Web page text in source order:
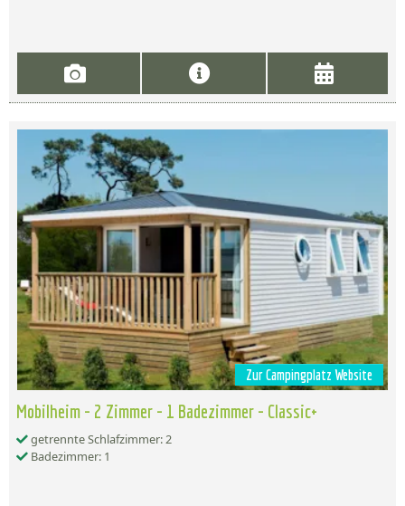
Zur Campingplatz Website
Mobilheim - 2 Zimmer - 1 Badezimmer - Classic+
getrennte Schlafzimmer: 2
Badezimmer: 1